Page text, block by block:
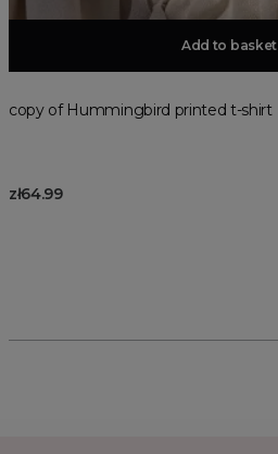
Add to basket
copy of Hummingbird printed t-shirt
zł64.99